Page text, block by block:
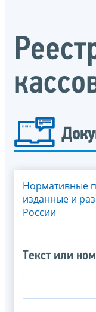
Нормативные
изданные и
России
Текст или